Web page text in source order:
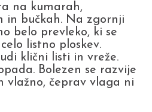
na kumarah,
in bučkah. Na zgornji
belo prevleko, ki se
listno ploskev.
klični listi in vreže.
Bolezen se razvije
vlažno, čeprav vlaga ni